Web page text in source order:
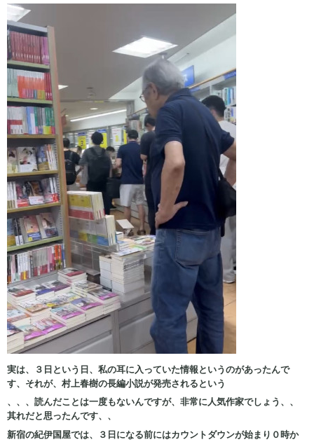
実は、３日という日、私の耳に入っていた情報というのがあったんで
す、それが、村上春樹の長編小説が発売されるという
、、、読んだことは一度もないんですが、非常に人気作家でしょう、、
其れだと思ったんです、、
新宿の紀伊国屋では、３日になる前にはカウントダウンが始まり０時か